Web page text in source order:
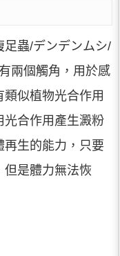
足蟲/デンデンムシ/
兩個觸角，用於感
似植物光合作用
光合作用產生澱粉
再生的能力，只要
但是體力無法恢